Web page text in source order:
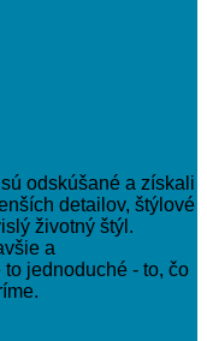
odskúšané a získali
detailov, štýlové
životný štýl.
a
jednoduché - to, čo